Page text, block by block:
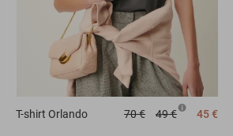
T-shirt Orlando 70 € 49 € 45 €